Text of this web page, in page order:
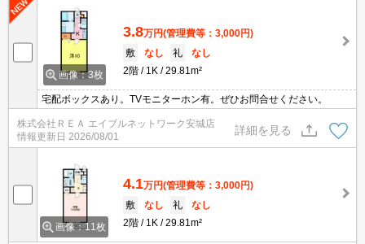
画像：3枚
3.8万円(管理費等：3,000円)
敷
なし 礼
なし
2階
1K 29.81m²
宅配ボックスあり。TVモニターホン有。ぜひお問合せください。
株式会社ＲＥＡ エイブルネットワーク安城店
情報更新日 2026/08/01
詳細を見る
画像：11枚
4.1万円(管理費等：3,000円)
敷
なし 礼
なし
2階
1K 29.81m²